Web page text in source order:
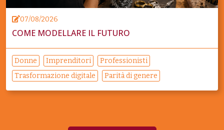
07/08/2026
COME MODELLARE IL FUTURO
Donne Imprenditori
Professionisti
Trasformazione digitale
Parità di genere